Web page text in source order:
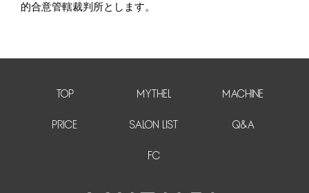
的合意管轄裁判所とします。
TOP MYTHEL MACHINE
PRICE SALON LIST Q&A
FC